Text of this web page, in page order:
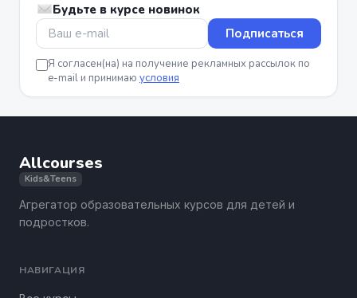
Будьте в курсе новинок
Подписаться
Я согласен(на) на получение рекламных рассылок по
e-mail и принимаю условия
Allcourses
Kids&Teens
Агрегатор образовательных курсов для детей и
подростков.
НАВИГАЦИЯ